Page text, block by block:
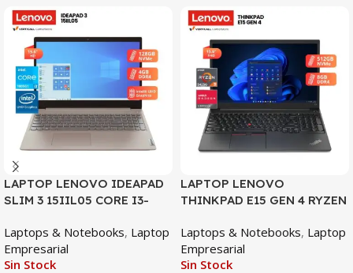
LAPTOP LENOVO IDEAPAD
SLIM 3 15IIL05 CORE I3-
SSD, 15.6″ HD
Laptops & Notebooks, Laptop
Empresarial
Sin Stock
SALE
LAPTOP LENOVO
THINKPAD E15 GEN 4 RYZEN
SSD, 15.6″ FHD
Laptops & Notebooks, Laptop
Empresarial
Sin Stock